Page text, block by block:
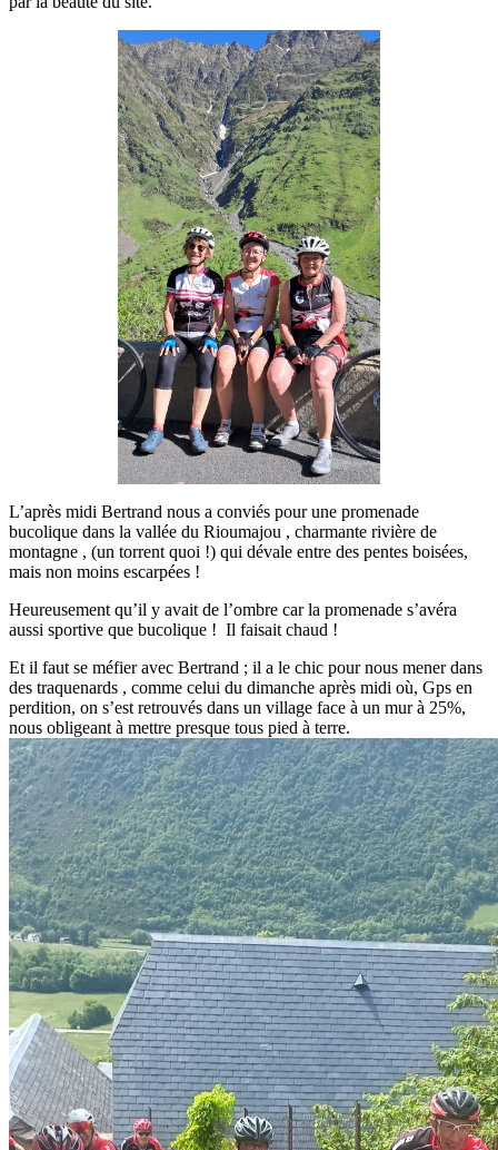
L’après midi Bertrand nous a conviés pour une promenade
bucolique dans la vallée du Rioumajou , charmante rivière de
montagne , (un torrent quoi !) qui dévale entre des pentes boisées,
mais non moins escarpées !
Heureusement qu’il y avait de l’ombre car la promenade s’avéra
aussi sportive que bucolique ! Il faisait chaud !
Et il faut se méfier avec Bertrand ; il a le chic pour nous mener dans
des traquenards , comme celui du dimanche après midi où, Gps en
perdition, on s’est retrouvés dans un village face à un mur à 25%,
nous obligeant à mettre presque tous pied à terre.